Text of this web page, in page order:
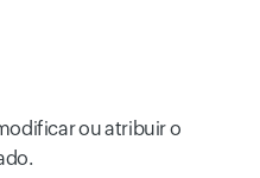
ou atribuir o